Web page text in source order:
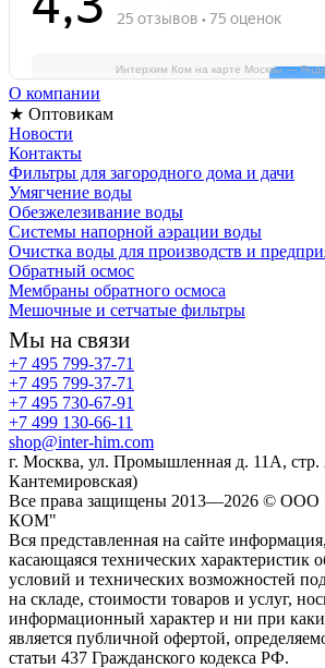
Интерхим Ком на карте Москвы —
О компании
★ Оптовикам
Новости
Контакты
Фильтры для загородного дома и дачи
Умягчение воды
Обезжелезивание воды
Системы напорной аэрации воды
Очистка воды для производств и
Обратный осмос
Мембраны обратного осмоса
Мешочные и сетчатые фильтры
Мы на связи
+7 495 799-37-71
+7 495 799-37-71
+7 495 730-67-91
+7 499 130-66-11
shop@inter-him.com
г. Москва, ул. Промышленная д. 11А, стр.
Кантемировская)
Все права защищены 2013—2026 ©
КОМ"
Вся представленная на сайте
касающаяся технических характеристик
условий и технических возможностей
на складе, стоимости товаров и услуг,
информационный характер и ни при
является публичной офертой,
статьи 437 Гражданского кодекса РФ.